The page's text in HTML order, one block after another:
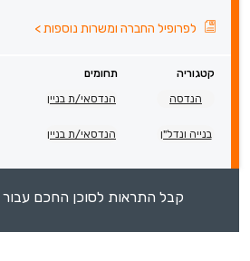
לפרופיל החברה ומשרות נוספות>
קטגוריה
תחומים
הנדסה
הנדסאי/ת בניין
בנייה ונדל"ן הנדסאי/ת בניין
קבל התראות לסוכן החכם עבור